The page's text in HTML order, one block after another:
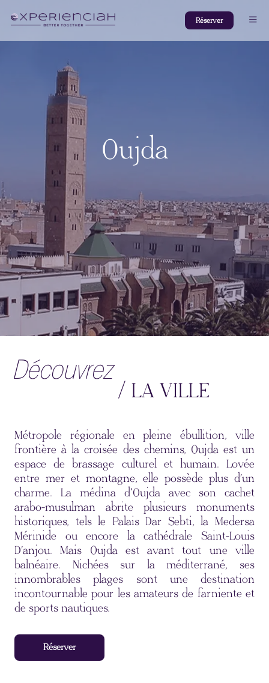
Réserver
Oujda
Découvrez
/ LA VILLE
Métropole régionale en pleine ébullition, ville
frontière à la croisée des chemins, Oujda est un
espace de brassage culturel et humain. Lovée
entre mer et montagne, elle possède plus d’un
charme. La médina d'Oujda avec son cachet
arabo-musulman abrite plusieurs monuments
historiques, tels le Palais Dar Sebti, la Medersa
Mérinide ou encore la cathédrale Saint-Louis
D’anjou. Mais Oujda est avant tout une ville
balnéaire. Nichées sur la méditerrané, ses
innombrables plages sont une destination
incontournable pour les amateurs de farniente et
de sports nautiques.
Réserver